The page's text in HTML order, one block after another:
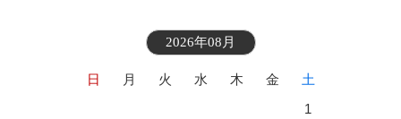
2026年08月
日 月 火 水 木 金
土
1